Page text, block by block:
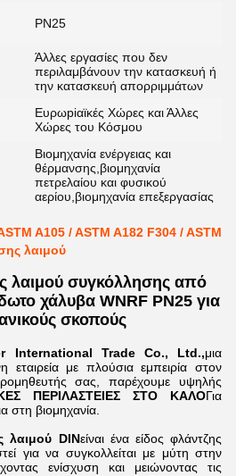
PN25
Άλλες εργασίες που δεν
περιλαμβάνουν την κατασκευή ή
την κατασκευή απορριμμάτων
Ευρωpiαϊκές Χώρες και Άλλες
Χώρες του Κόσμου
Βιομηχανία ενέργειας και
θέρμανσης,βιομηχανία
πετρελαίου και φυσικού
αερίου,βιομηχανία επεξεργασίας
A105 / ASTM A182 F304 / ASTM
λαιμού
λαιμού συγκόλλησης από
χάλυβα WNRF PN25 για
σκοπούς
International Trade Co., Ltd.,μια
εταιρεία με πλούσια εμπειρία στον
σας, παρέχουμε υψηλής
ΠΕΡΙΛΑΣΤΕΙΕΣ ΣΤΟ ΚΑΛΟΓια
στη βιομηχανία.
λαιμού DINείναι ένα είδος φλάντζης
για να συγκολλείται με μύτη στην
ενίσχυση και μειώνοντας τις